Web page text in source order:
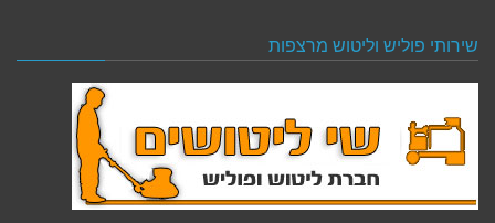
שירותי פוליש וליטוש מרצפות